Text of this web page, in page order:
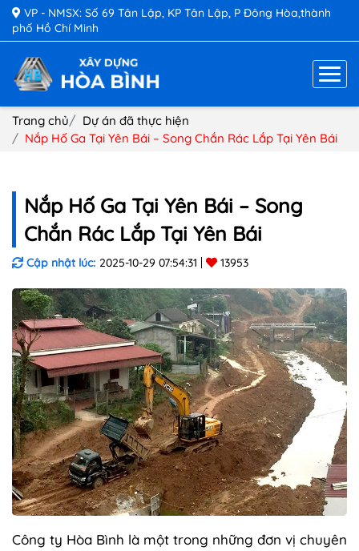
VP - NMSX: Số 69 Tân Lập, KP Tân Lập, P Đông Hòa,thành
phố Hồ Chí Minh
Trang chủ
Dự án đã thực hiện
Nắp Hố Ga Tại Yên Bái – Song Chắn Rác Lắp Tại Yên Bái
Nắp Hố Ga Tại Yên Bái – Song
Chắn Rác Lắp Tại Yên Bái
Cập nhật lúc: 2025-10-29 07:54:31 13953
Công ty Hòa Bình là một trong những đơn vị chuyên